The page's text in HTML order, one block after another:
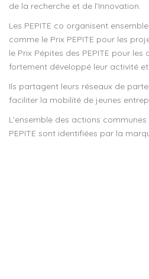
de la recherche et de l’Innovation.
Les PEPITE co organisent
comme le Prix PEPITE pour les
le Prix Pépites des PEPITE pour les
fortement développé leur activité
Ils partagent leurs réseaux de
faciliter la mobilité de jeunes
L’ensemble des actions
PEPITE sont identifiées par la